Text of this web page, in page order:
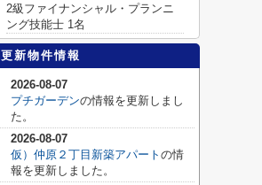
2級ファイナンシャル・プランニ
ング技能士 1名
更新物件情報
2026-08-07
プチガーデンの情報を更新しまし
た。
2026-08-07
仮）仲原２丁目新築アパート の情
報を更新しました。